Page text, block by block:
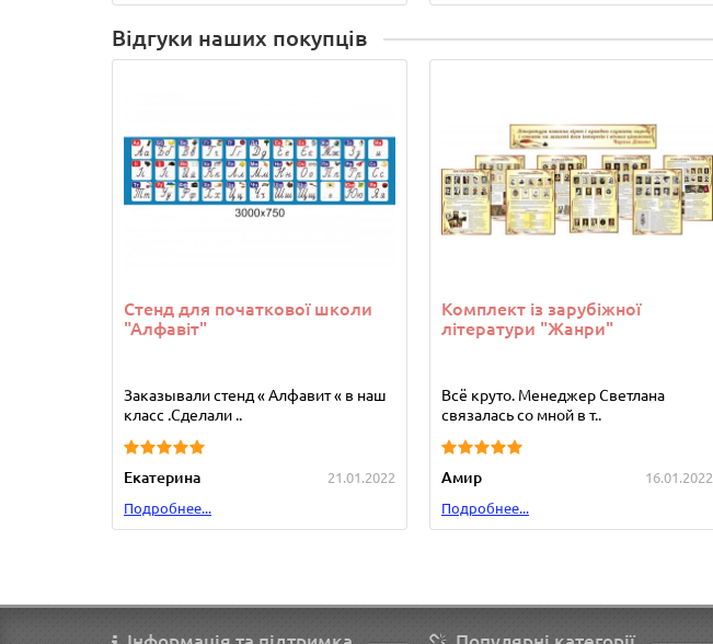
Відгуки наших покупців
Стенд для початкової школи
"Алфавіт"
Заказывали стенд « Алфавит « в наш
класс .Сделали ..
Екатерина
21.01.2022
Подробнее...
Комплект із зарубіжної
літератури "Жанри"
Всё круто. Менеджер Светлана
связалась со мной в т..
Амир
16.01.2022
Подробнее...